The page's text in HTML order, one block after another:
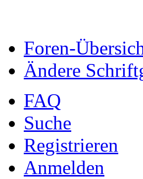
Foren-
Ändere
FAQ
Suche
Registrieren
Anmelden